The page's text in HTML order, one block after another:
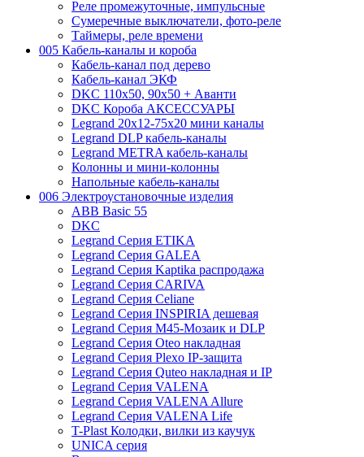
Реле промежуточные, импульсные
Сумеречные выключатели, фото-реле
Таймеры, реле времени
005 Кабель-каналы и короба
Кабель-канал под дерево
Кабель-канал ЭКФ
DKC 110х50, 90х50 + Аванти
DKC Короба АКСЕССУАРЫ
Legrand 20х12-75х20 мини каналы
Legrand DLP кабель-каналы
Legrand METRA кабель-каналы
Колонны и мини-колонны
Напольные кабель-каналы
006 Электроустановочные изделия
ABB Basic 55
DKC
Legrand Серия ETIKA
Legrand Серия GALEA
Legrand Серия Kaptika распродажа
Legrand Серия CARIVA
Legrand Серия Celiane
Legrand Серия INSPIRIA дешевая
Legrand Серия M45-Мозаик и DLP
Legrand Серия Oteo накладная
Legrand Серия Plexo IP-защита
Legrand Серия Quteo накладная и IP
Legrand Серия VALENA
Legrand Серия VALENA Allure
Legrand Серия VALENA Life
T-Plast Колодки, вилки из каучук
UNICA серия